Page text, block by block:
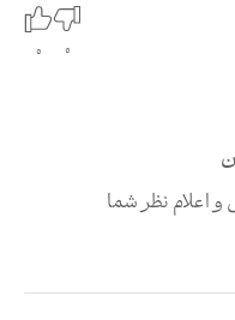
0
0
اعلام نظر شما